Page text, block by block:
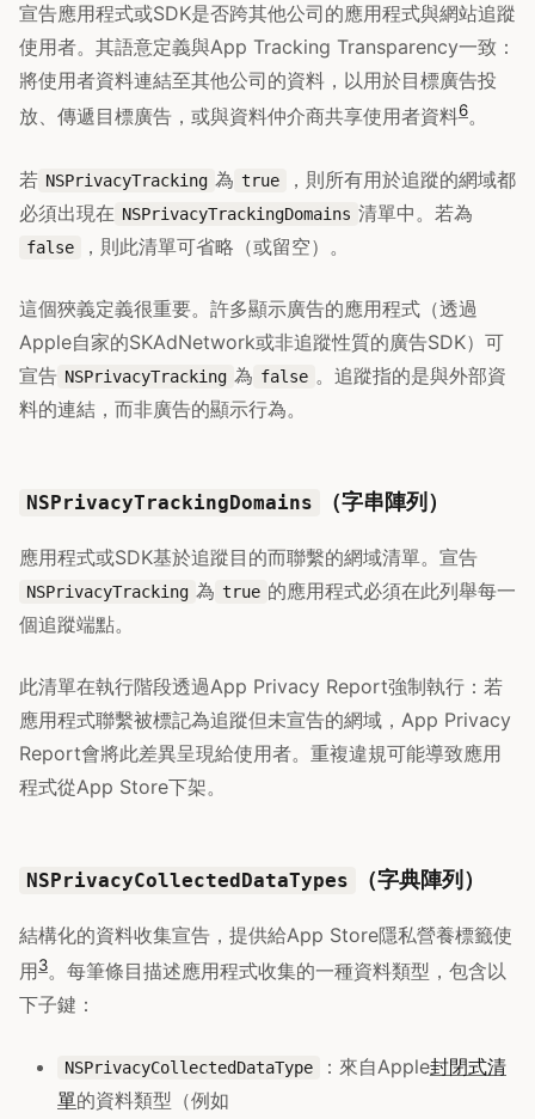
宣告應用程式或SDK是否跨其他公司的應用程式與網站追蹤
使用者。其語意定義與App Tracking Transparency一致：
將使用者資料連結至其他公司的資料，以用於目標廣告投
放、傳遞目標廣告，或與資料仲介商共享使用者資料6。
若 NSPrivacyTracking 為 true
，則所有用於追蹤的網域都
必須出現在 NSPrivacyTrackingDomains 清單中。若為
false ，則此清單可省略（或留空）。
這個狹義定義很重要。許多顯示廣告的應用程式（透過
Apple自家的SKAdNetwork或非追蹤性質的廣告SDK）可
宣告 NSPrivacyTracking 為 false 。追蹤指的是與外部資
料的連結，而非廣告的顯示行為。
NSPrivacyTrackingDomains （字串陣列）
應用程式或SDK基於追蹤目的而聯繫的網域清單。宣告
NSPrivacyTracking 為 true 的應用程式必須在此列舉每一
個追蹤端點。
此清單在執行階段透過App Privacy Report強制執行：若
應用程式聯繫被標記為追蹤但未宣告的網域，App Privacy
Report會將此差異呈現給使用者。重複違規可能導致應用
程式從App Store下架。
NSPrivacyCollectedDataTypes （字典陣列）
結構化的資料收集宣告，提供給App Store隱私營養標籤使
用3。每筆條目描述應用程式收集的一種資料類型，包含以
下子鍵：
NSPrivacyCollectedDataType ：來自Apple封閉式清
單的資料類型（例如